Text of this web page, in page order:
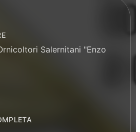
Salernitani "Enzo